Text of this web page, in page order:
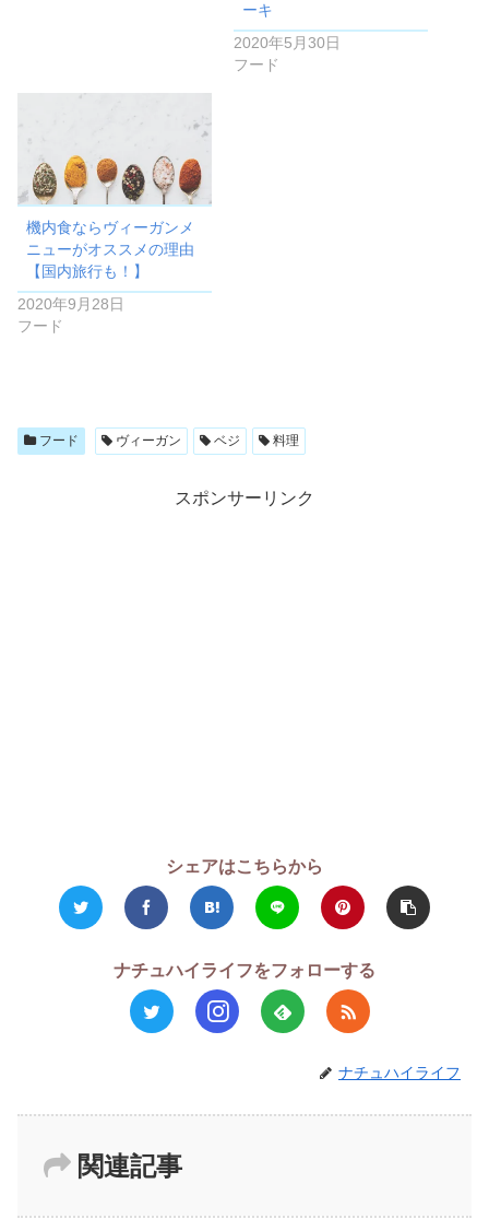
ーキ
2020年5月30日
フード
機内食ならヴィーガンメ
ニューがオススメの理由
【国内旅行も！】
2020年9月28日
フード
フード ヴィーガン ベジ 料理
スポンサーリンク
シェアはこちらから
ナチュハイライフをフォローする
ナチュハイライフ
関連記事